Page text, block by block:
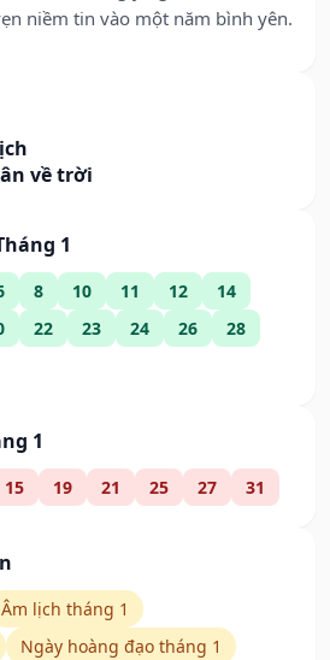
niềm tin vào một năm bình yên.
về trời
1
8 10 11 12
14
22 23 24 26
28
1
15 19 21 25 27 31
Âm lịch tháng 1
Ngày hoàng đạo tháng 1